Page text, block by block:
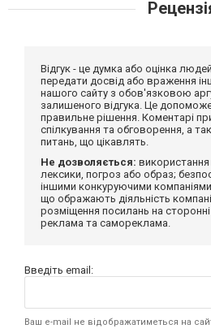
Відгук - це думка або оцінка
передати досвід або враження
нашого сайту з обов'язковою
залишеного відгука. Це
правильне рішення. Коментарі
спілкування та обговорення, а
питань, що цікавлять.
Не дозволяється:
лексики, погроз або образ;
іншими конкуруючими
що ображають діяльність компанії
розміщення посилань на сторонні
реклама та самореклама.
Введіть email:
Ваш e-mail не відображатиметься на